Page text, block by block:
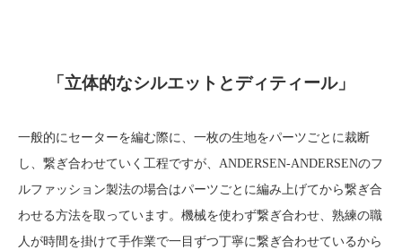
「立体的なシルエットとディティール」
一般的にセーターを編む際に、一枚の生地をパーツごとに裁断
し、繋ぎ合わせていく工程ですが、ANDERSEN-ANDERSENのフ
ルファッション製法の場合はパーツごとに編み上げてから繋ぎ合
わせる方法を取っています。機械を使わず繋ぎ合わせ、熟練の職
人が時間を掛けて手作業で一目ずつ丁寧に繋ぎ合わせているから